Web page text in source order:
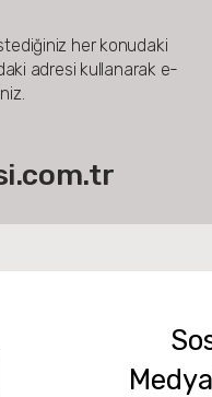
her konudaki
adresi kullanarak e-